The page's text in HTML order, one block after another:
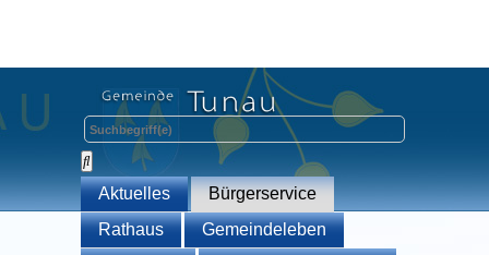
Aktuelles
Bürgerservice
Rathaus
Gemeindeleben